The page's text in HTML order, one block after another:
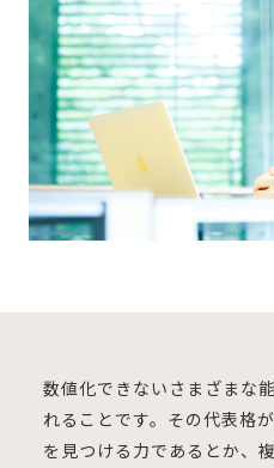
数値化できないさまざまな
れることです。その代表格
を見つける力であるとか、